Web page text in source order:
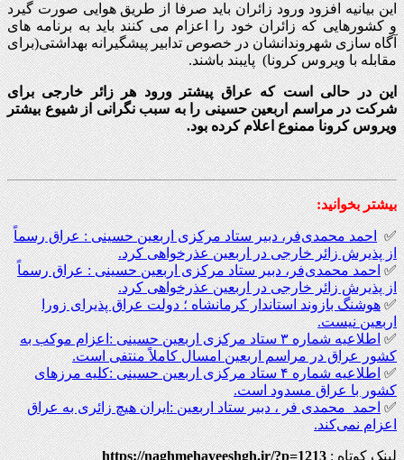
این بیانیه افزود ورود زائران باید صرفا از طریق هوایی صورت گیرد
و کشورهایی که زائران خود را اعزام می کنند باید به برنامه های
آگاه سازی شهروندانشان در خصوص تدابیر پیشگیرانه بهداشتی(برای
مقابله با ویروس کرونا) پایبند باشند.
این در حالی است که عراق پیشتر ورود هر زائر خارجی برای
شرکت در مراسم اربعین حسینی را به سبب نگرانی از شیوع بیشتر
ویروس کرونا ممنوع اعلام کرده بود.
بیشتر بخوانید:
✅احمد محمدی‌فر، دبیر ستاد مرکزی اربعین حسینی : عراق رسماً
از پذیرش زائر خارجی در اربعین عذرخواهی کرد.
✅احمد محمدی‌فر، دبیر ستاد مرکزی اربعین حسینی : عراق رسماً
از پذیرش زائر خارجی در اربعین عذرخواهی کرد.
✅هوشنگ بازوند استاندار کرمانشاه ؛ دولت عراق پذیرای زورا
اربعین نیست.
✅
اطلاعیه شماره ۳ ستاد مرکزی اربعین حسینی :اعزام موکب به
کشور عراق در مراسم اربعین امسال کاملاً منتفی است.
✅
اطلاعیه شماره ۴ ستاد مرکزی اربعین حسینی :کلیه مرزهای
کشور با عراق مسدود است.
✅احمد محمدی فر ، دبیر ستاد اربعین :ایران هیچ زائری به عراق
اعزام نمی‌کند.
لینک کوتاه :https://naghmehayeeshgh.ir/?p=1213